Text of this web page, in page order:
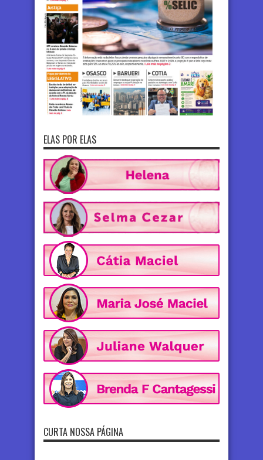
ELAS POR ELAS
CURTA NOSSA PÁGINA